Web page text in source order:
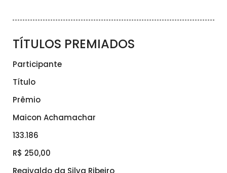
TÍTULOS PREMIADOS
Participante
Título
Prêmio
Maicon Achamachar
133.186
R$ 250,00